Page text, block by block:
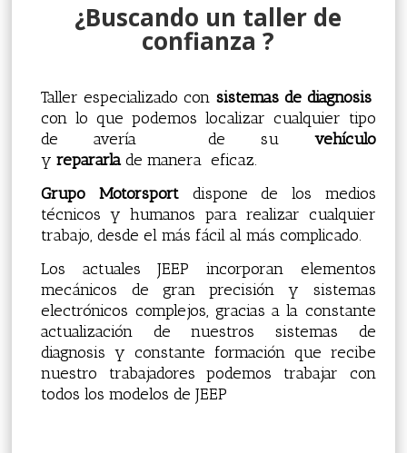
¿Buscando un taller de
confianza ?
Taller especializado con sistemas de diagnosis
con lo que podemos localizar cualquier tipo
de avería de su vehículo
yrepararlade manera eficaz.
Grupo Motorsport dispone de los medios
técnicos y humanos para realizar cualquier
trabajo, desde el más fácil al más complicado.
Los actuales JEEP incorporan elementos
mecánicos de gran precisión y sistemas
electrónicos complejos, gracias a la constante
actualización de nuestros sistemas de
diagnosis y constante formación que recibe
nuestro trabajadores podemos trabajar con
todos los modelos de JEEP